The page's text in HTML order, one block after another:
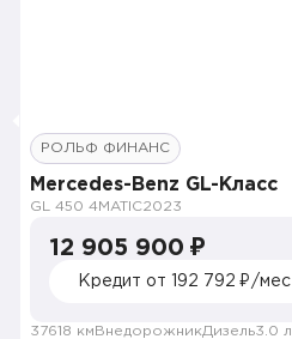
РОЛЬФ ФИНАНС
Mercedes-Benz GL-Класс
GL 450 4MATIC2023
12 905 900 ₽
Кредит от 192 792 ₽/мес
37618 км ВнедорожникДизель3.0 л.